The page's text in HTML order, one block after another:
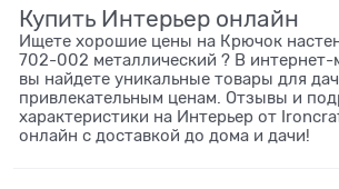
Купить Интерьер онлайн
Ищете хорошие цены на Крючок
702-002 металлический ? В интернет-
вы найдете уникальные товары для
привлекательным ценам. Отзывы и
характеристики на Интерьер от
онлайн с доставкой до дома и дачи!